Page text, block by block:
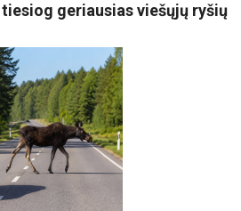
geriausias viešųjų ryšių